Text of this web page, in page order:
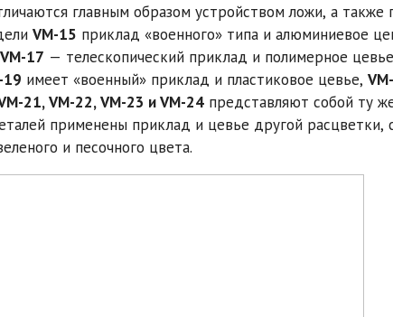
главным образом устройством ложи, а также
VM-15 приклад «военного» типа и алюминиевое
VM-17 — телескопический приклад и полимерное
19 имеет «военный» приклад и пластиковое цевье,
21, VM-22, VM-23 и VM-24 представляют собой ту
применены приклад и цевье другой расцветки,
и песочного цвета.